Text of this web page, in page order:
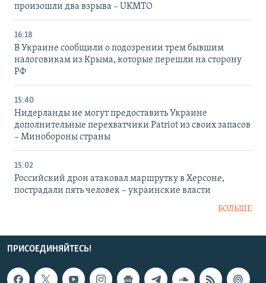
произошли два взрыва – UKMTO
16:18
В Украине сообщили о подозрении трем бывшим
налоговикам из Крыма, которые перешли на сторону
РФ
15:40
Нидерланды не могут предоставить Украине
дополнительные перехватчики Patriot из своих запасов
– Минобороны страны
15:02
Российский дрон атаковал маршрутку в Херсоне,
пострадали пять человек – украинские власти
БОЛЬШЕ
ПРИСОЕДИНЯЙТЕСЬ!